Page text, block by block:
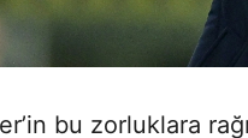
bu zorluklara